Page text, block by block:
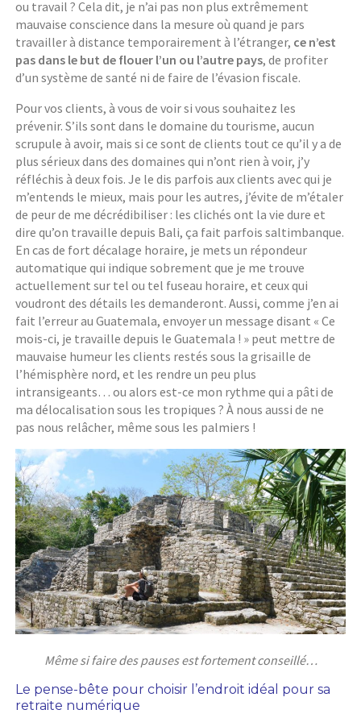
ou travail ? Cela dit, je n’ai pas non plus extrêmement
mauvaise conscience dans la mesure où quand je pars
travailler à distance temporairement à l’étranger, ce n’est
pas dans le but de flouer l’un ou l’autre pays, de profiter
d’un système de santé ni de faire de l’évasion fiscale.
Pour vos clients, à vous de voir si vous souhaitez les
prévenir. S’ils sont dans le domaine du tourisme, aucun
scrupule à avoir, mais si ce sont de clients tout ce qu’il y a de
plus sérieux dans des domaines qui n’ont rien à voir, j’y
réfléchis à deux fois. Je le dis parfois aux clients avec qui je
m’entends le mieux, mais pour les autres, j’évite de m’étaler
de peur de me décrédibiliser : les clichés ont la vie dure et
dire qu’on travaille depuis Bali, ça fait parfois saltimbanque.
En cas de fort décalage horaire, je mets un répondeur
automatique qui indique sobrement que je me trouve
actuellement sur tel ou tel fuseau horaire, et ceux qui
voudront des détails les demanderont. Aussi, comme j’en ai
fait l’erreur au Guatemala, envoyer un message disant « Ce
mois-ci, je travaille depuis le Guatemala ! » peut mettre de
mauvaise humeur les clients restés sous la grisaille de
l’hémisphère nord, et les rendre un peu plus
intransigeants… ou alors est-ce mon rythme qui a pâti de
ma délocalisation sous les tropiques ? À nous aussi de ne
pas nous relâcher, même sous les palmiers !
Même si faire des pauses est fortement conseillé…
Le pense-bête pour choisir l’endroit idéal pour sa
retraite numérique